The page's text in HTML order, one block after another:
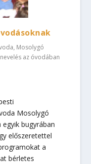
Mosolygó
az óvodában
Mosolygó
bugyrában
előszeretettel
a
bérletes